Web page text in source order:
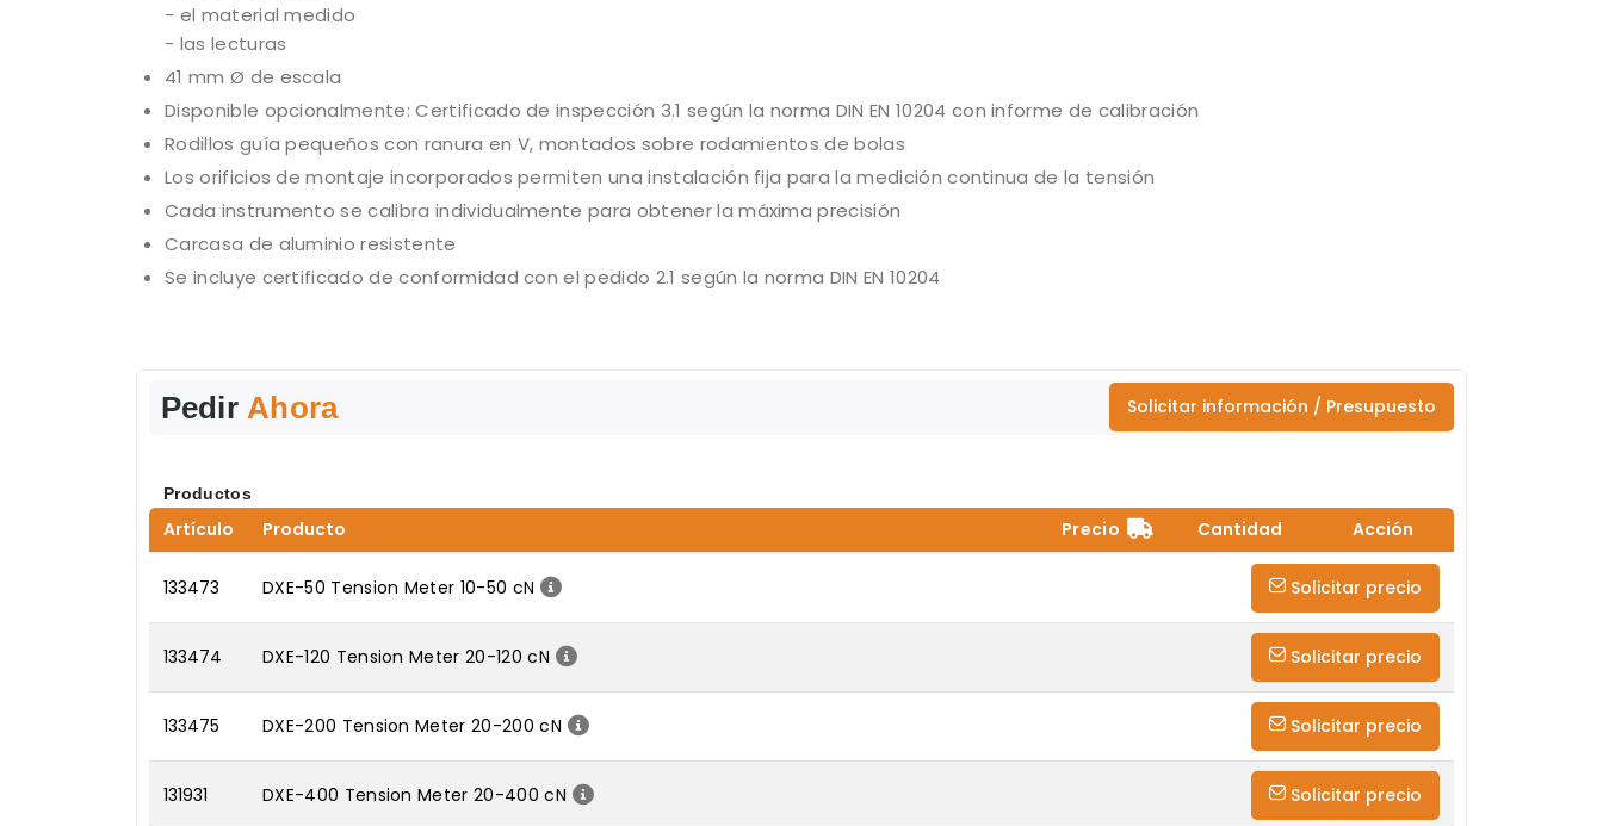
- el material medido
- las lecturas
41 mm Ø de escala
Disponible opcionalmente: Certificado de inspección 3.1 según la norma DIN EN 10204 con informe de calibración
Rodillos guía pequeños con ranura en V, montados sobre rodamientos de bolas
Los orificios de montaje incorporados permiten una instalación fija para la medición continua de la tensión
Cada instrumento se calibra individualmente para obtener la máxima precisión
Carcasa de aluminio resistente
Se incluye certificado de conformidad con el pedido 2.1 según la norma DIN EN 10204
Pedir Ahora Solicitar información / Presupuesto
Productos
Artículo Producto Precio Cantidad Acción
133473 DXE-50 Tension Meter 10-50 cN Solicitar precio
133474 DXE-120 Tension Meter 20-120 cN Solicitar precio
133475 DXE-200 Tension Meter 20-200 cN Solicitar precio
131931 DXE-400 Tension Meter 20-400 cN Solicitar precio